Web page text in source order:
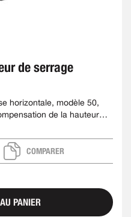
de serrage
horizontale, modèle 50,
de la hauteur
COMPARER
PANIER